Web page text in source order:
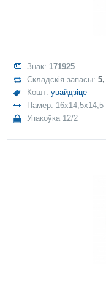
Знак: 171925
Складскія запасы:5,
Кошт:увайдзіце
Памер: 16x14,5x14,5
Упакоўка 12/2